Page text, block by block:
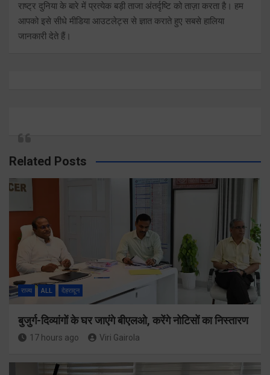
राष्ट्र दुनिया के बारे में प्रत्येक बड़ी ताजा अंतर्दृष्टि को ताज़ा करता है। हम
आपको इसे सीधे मीडिया आउटलेट्स से ज्ञात कराते हुए सबसे हालिया
जानकारी देते हैं।
Related Posts
राज्य ALL देहरादून
बुजुर्ग-दिव्यांगों के घर जाएंगे बीएलओ, करेंगे नोटिसों का निस्तारण
17 hours ago Viri Gairola